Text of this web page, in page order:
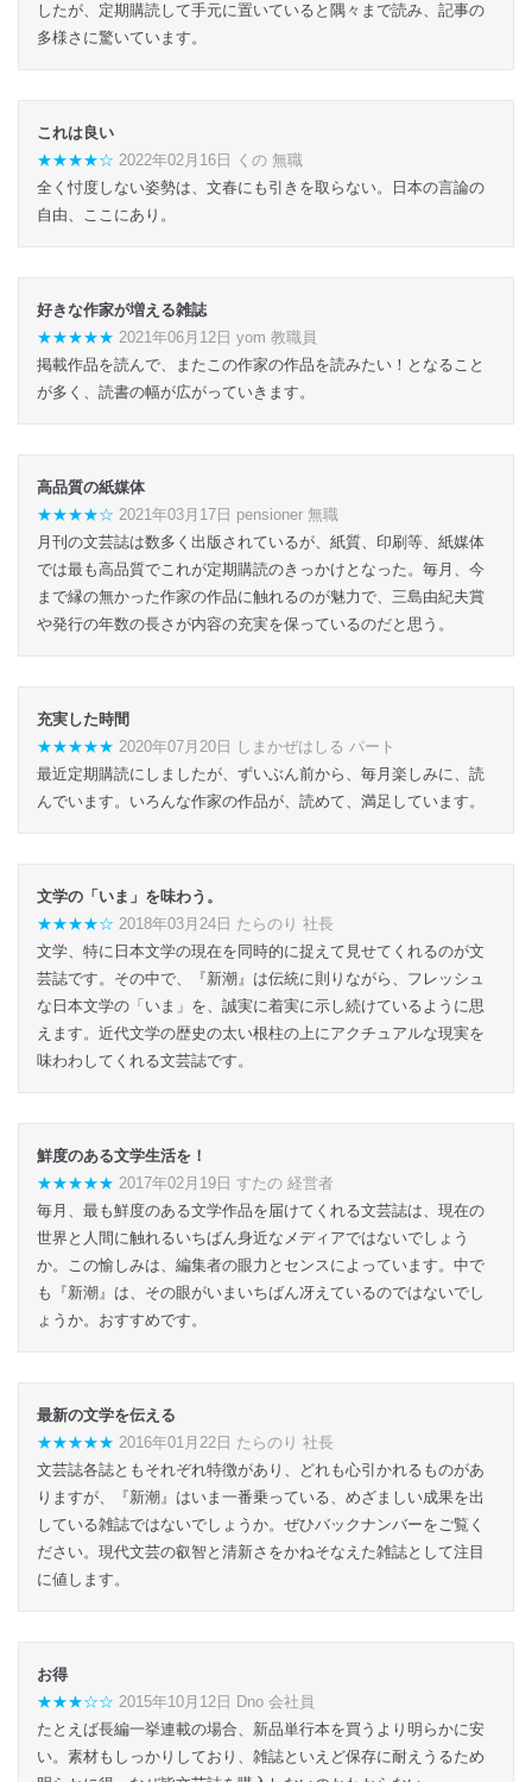
したが、定期購読して手元に置いていると隅々まで読み、記事の
多様さに驚いています。
これは良い
★★★★☆ 2022年02月16日 くの 無職
全く忖度しない姿勢は、文春にも引きを取らない。日本の言論の
自由、ここにあり。
好きな作家が増える雑誌
★★★★★ 2021年06月12日 yom 教職員
掲載作品を読んで、またこの作家の作品を読みたい！となること
が多く、読書の幅が広がっていきます。
高品質の紙媒体
★★★★☆ 2021年03月17日 pensioner 無職
月刊の文芸誌は数多く出版されているが、紙質、印刷等、紙媒体
では最も高品質でこれが定期購読のきっかけとなった。毎月、今
まで縁の無かった作家の作品に触れるのが魅力で、三島由紀夫賞
や発行の年数の長さが内容の充実を保っているのだと思う。
充実した時間
★★★★★ 2020年07月20日 しまかぜはしる パート
最近定期購読にしましたが、ずいぶん前から、毎月楽しみに、読
んでいます。いろんな作家の作品が、読めて、満足しています。
文学の「いま」を味わう。
★★★★☆ 2018年03月24日 たらのり 社長
文学、特に日本文学の現在を同時的に捉えて見せてくれるのが文
芸誌です。その中で、『新潮』は伝統に則りながら、フレッシュ
な日本文学の「いま」を、誠実に着実に示し続けているように思
えます。近代文学の歴史の太い根柱の上にアクチュアルな現実を
味わわしてくれる文芸誌です。
鮮度のある文学生活を！
★★★★★ 2017年02月19日 すたの 経営者
毎月、最も鮮度のある文学作品を届けてくれる文芸誌は、現在の
世界と人間に触れるいちばん身近なメディアではないでしょう
か。この愉しみは、編集者の眼力とセンスによっています。中で
も『新潮』は、その眼がいまいちばん冴えているのではないでし
ょうか。おすすめです。
最新の文学を伝える
★★★★★ 2016年01月22日 たらのり 社長
文芸誌各誌ともそれぞれ特徴があり、どれも心引かれるものがあ
りますが、『新潮』はいま一番乗っている、めざましい成果を出
している雑誌ではないでしょうか。ぜひバックナンバーをご覧く
ださい。現代文芸の叡智と清新さをかねそなえた雑誌として注目
に値します。
お得
★★★☆☆ 2015年10月12日 Dno 会社員
たとえば長編一挙連載の場合、新品単行本を買うより明らかに安
い。素材もしっかりしており、雑誌といえど保存に耐えうるため